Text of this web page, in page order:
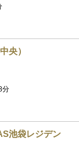
央）
分
池袋レジデン